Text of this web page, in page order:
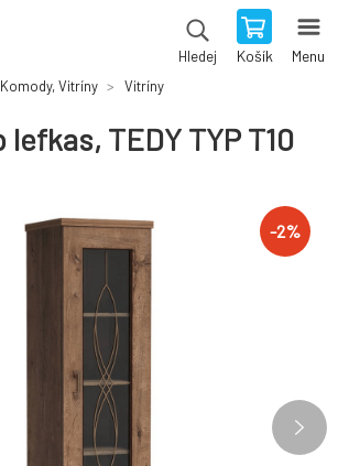
Hledej Košík Menu
Komody, Vitríny Vitríny
TEDY TYP T10
-2%